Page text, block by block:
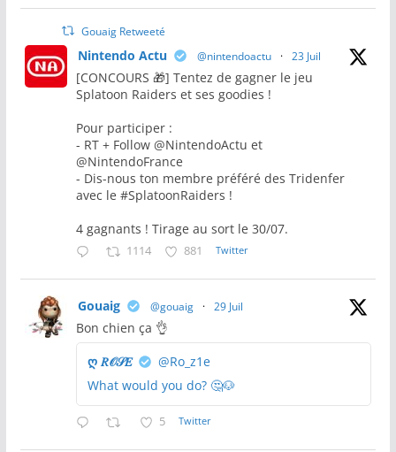
Gouaig Retweeté
Nintendo Actu @nintendoactu · 23 Juil
[CONCOURS 🎁] Tentez de gagner le jeu
Splatoon Raiders et ses goodies !
Pour participer :
- RT + Follow @NintendoActu et
@NintendoFrance
- Dis-nous ton membre préféré des Tridenfer
avec le #SplatoonRaiders !
4 gagnants ! Tirage au sort le 30/07.
1114 881 Twitter
Gouaig @gouaig · 29 Juil
Bon chien ça 👌
ღ 𝑅𝒪𝒮𝐸
@Ro_z1e
What would you do? 🤔🐶
5 Twitter